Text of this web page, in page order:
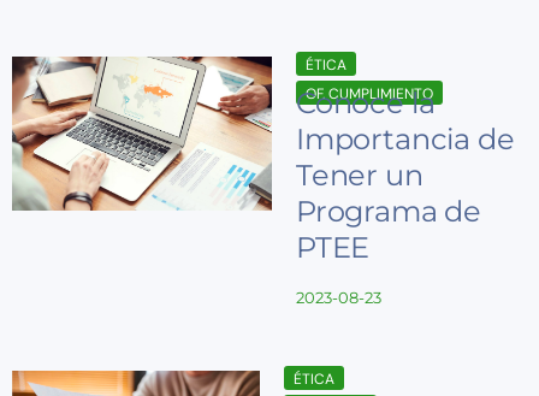
ÉTICA
OF. CUMPLIMIENTO
Conoce la
Importancia de
Tener un
Programa de
PTEE
2023-08-23
ÉTICA